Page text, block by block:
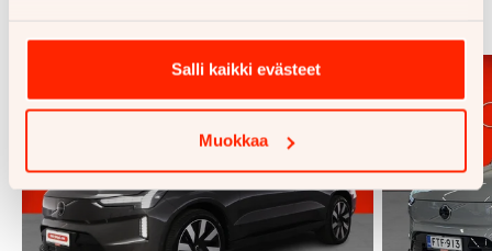
Salli kaikki evästeet
Muokkaa